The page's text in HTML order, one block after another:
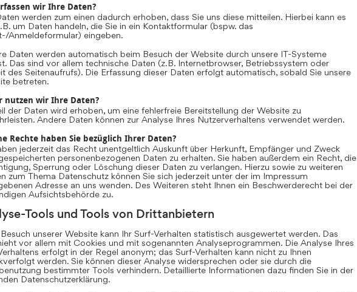
wir Ihre Daten?
werden zum einen dadurch erhoben, dass Sie uns diese mitteilen. Hierbei kann es
um Daten handeln, die Sie in ein Kontaktformular (bspw. das
Anmeldeformular) eingeben.
Daten werden automatisch beim Besuch der Website durch unsere IT-Systeme
Das sind vor allem technische Daten (z.B. Internetbrowser, Betriebssystem oder
des Seitenaufrufs). Die Erfassung dieser Daten erfolgt automatisch, sobald Sie unsere
betreten.
nutzen wir Ihre Daten?
der Daten wird erhoben, um eine fehlerfreie Bereitstellung der Website zu
Andere Daten können zur Analyse Ihres Nutzerverhaltens verwendet werden.
Rechte haben Sie bezüglich Ihrer Daten?
jederzeit das Recht unentgeltlich Auskunft über Herkunft, Empfänger und Zweck
personenbezogenen Daten zu erhalten. Sie haben außerdem ein Recht, die
Sperrung oder Löschung dieser Daten zu verlangen. Hierzu sowie zu weiteren
zum Thema Datenschutz können Sie sich jederzeit unter der im Impressum
Adresse an uns wenden. Des Weiteren steht Ihnen ein Beschwerderecht bei der
Aufsichtsbehörde zu.
Tools und Tools von Drittanbietern
unserer Website kann Ihr Surf-Verhalten statistisch ausgewertet werden. Das
vor allem mit Cookies und mit sogenannten Analyseprogrammen. Die Analyse Ihres
erfolgt in der Regel anonym; das Surf-Verhalten kann nicht zu Ihnen
werden. Sie können dieser Analyse widersprechen oder sie durch die
bestimmter Tools verhindern. Detaillierte Informationen dazu finden Sie in der
Datenschutzerklärung.